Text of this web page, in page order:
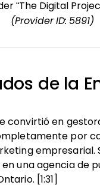
“The Digital
(Provider ID: 5891)
de la
convirtió en
por
empresarial.
una agencia de
[1:31]